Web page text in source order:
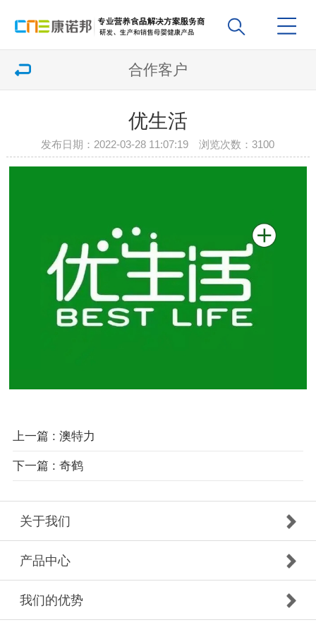
合作客户
优生活
发布日期：2022-03-28 11:07:19 浏览次数：3100
上一篇 : 澳特力
下一篇 : 奇鹤
关于我们
产品中心
我们的优势